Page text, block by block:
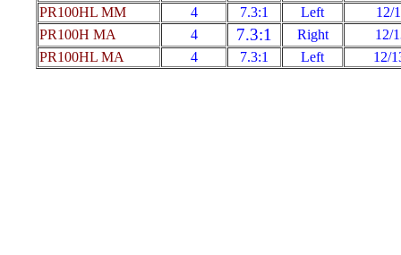
PR100HL MM
4 7.3:1 Left
12/
PR100H MA
4 7.3:1 Right
12/
PR100HL MA
4 7.3:1 Left 12/